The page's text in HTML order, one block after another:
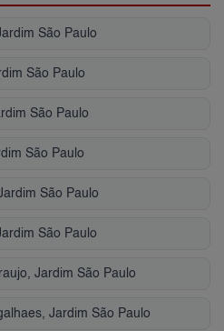
São Paulo
São Paulo
São Paulo
São Paulo
São Paulo
São Paulo
Jardim São Paulo
Jardim São Paulo